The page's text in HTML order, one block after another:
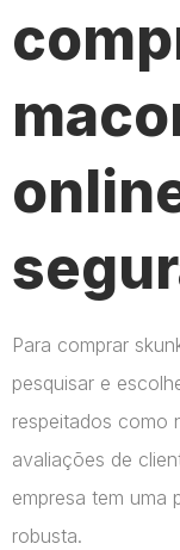
Para comprar
pesquisar e
respeitados como
avaliações de
empresa tem uma
robusta.